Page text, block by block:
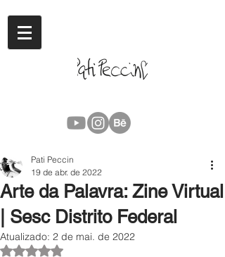
Arte da Palavra: Zine Virtual
| Sesc Distrito Federal
Pati Peccin
19 de abr. de 2022
Atualizado: 2 de mai. de 2022
Avaliado com NaN de 5 estrelas.